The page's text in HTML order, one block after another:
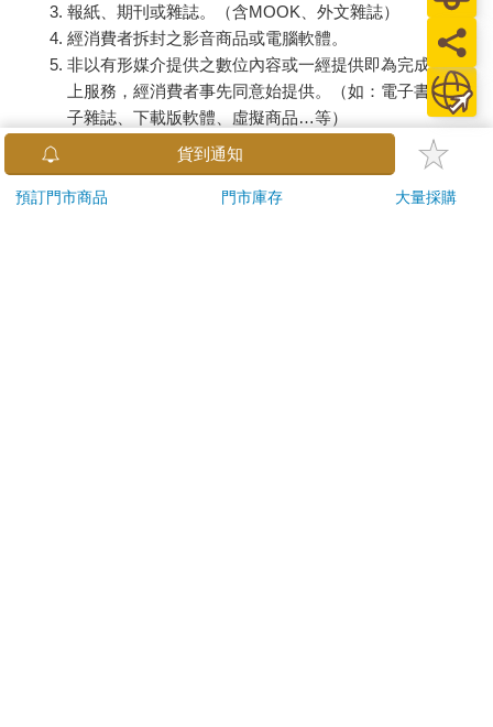
報紙、期刊或雜誌。（含MOOK、外文雜誌）
經消費者拆封之影音商品或電腦軟體。
非以有形媒介提供之數位內容或一經提供即為完成之線
上服務，經消費者事先同意始提供。（如：電子書、電
子雜誌、下載版軟體、虛擬商品…等）
已拆封之個人衛生用品。（如：內衣褲、刮鬍刀、除毛
若非上列種類商品，均享有到貨7天的猶豫期（含例假
貨到通知
預訂門市商品 門市庫存 大量採購